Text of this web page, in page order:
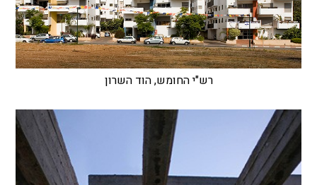
רש"י החומש, הוד השרון